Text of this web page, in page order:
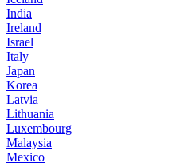
India
Ireland
Israel
Italy
Japan
Korea
Latvia
Lithuania
Luxembourg
Malaysia
Mexico